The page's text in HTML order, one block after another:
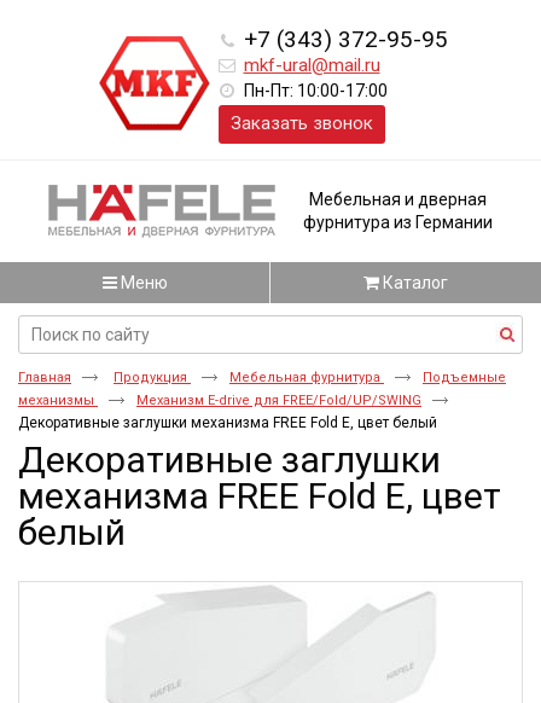
+7 (343) 372-95-95
mkf-ural@mail.ru
Пн-Пт: 10:00-17:00
Заказать звонок
Мебельная и дверная
фурнитура из Германии
Меню Каталог
Главная Продукция Мебельная фурнитура
Подъемные
механизмы
Механизм E-drive для FREE/Fold/UP/SWING
Декоративные заглушки механизма FREE Fold E, цвет белый
Декоративные заглушки
механизма FREE Fold E, цвет
белый